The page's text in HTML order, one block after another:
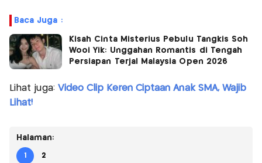
Baca Juga :
Kisah Cinta Misterius Pebulu Tangkis Soh
Wooi Yik: Unggahan Romantis di Tengah
Persiapan Terjal Malaysia Open 2026
Lihat juga: Video Clip Keren Ciptaan Anak SMA, Wajib
Lihat!
Halaman:
1 2